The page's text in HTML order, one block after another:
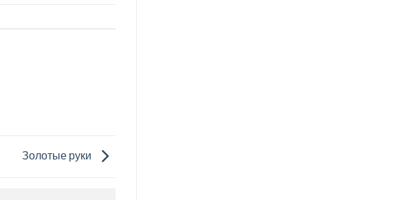
Золотые руки